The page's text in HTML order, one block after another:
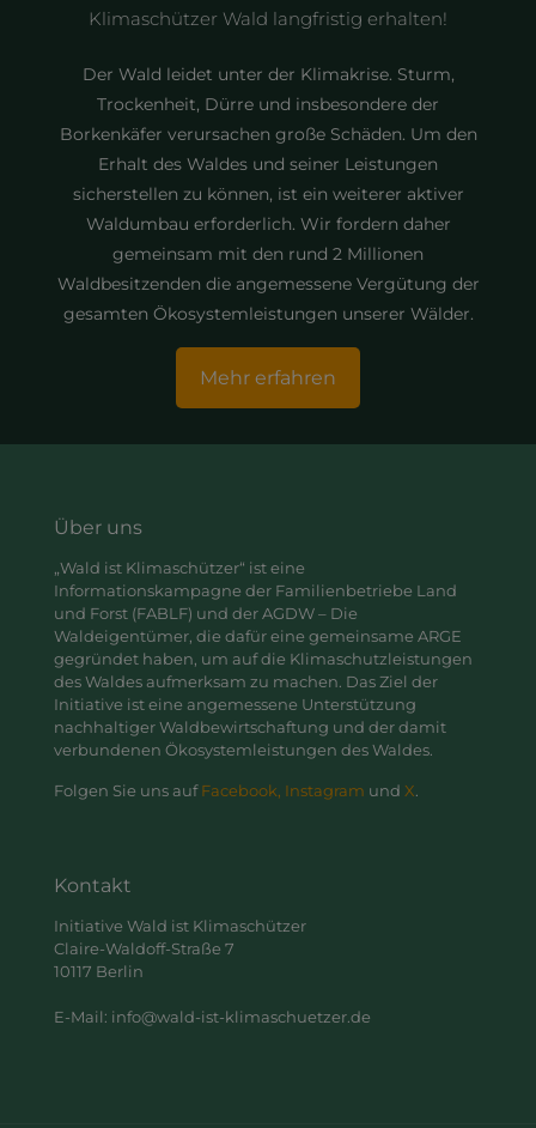
Klimaschützer Wald langfristig erhalten!
Der Wald leidet unter der Klimakrise. Sturm,
Trockenheit, Dürre und insbesondere der
Borkenkäfer verursachen große Schäden. Um den
Erhalt des Waldes und seiner Leistungen
sicherstellen zu können, ist ein weiterer aktiver
Waldumbau erforderlich. Wir fordern daher
gemeinsam mit den rund 2 Millionen
Waldbesitzenden die angemessene Vergütung der
gesamten Ökosystemleistungen unserer Wälder.
Mehr erfahren
Über uns
„Wald ist Klimaschützer“ ist eine
Informationskampagne der Familienbetriebe Land
und Forst (FABLF) und der AGDW – Die
Waldeigentümer, die dafür eine gemeinsame ARGE
gegründet haben, um auf die Klimaschutzleistungen
des Waldes aufmerksam zu machen. Das Ziel der
Initiative ist eine angemessene Unterstützung
nachhaltiger Waldbewirtschaftung und der damit
verbundenen Ökosystemleistungen des Waldes.
Folgen Sie uns aufFacebook, Instagram und X.
Kontakt
Initiative Wald ist Klimaschützer
Claire-Waldoff-Straße 7
10117 Berlin
E-Mail: info@wald-ist-klimaschuetzer.de